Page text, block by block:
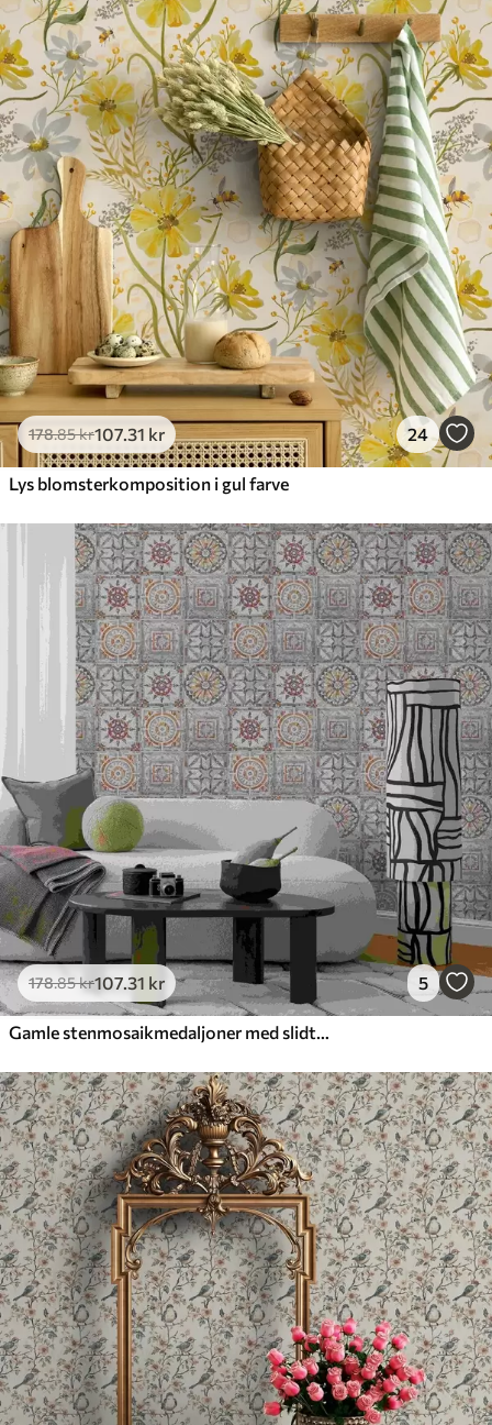
rengøres med vand.
Anvendelsesmetode Problemfri anvendelse
Tilgængelige materialer
Standard
365 .00219.00kr/m²
Premium
448 .33 269.00kr/m²
Premium vinyl
516.67310.00kr/m²
178.85kr107.31 kr 24
Lys blomsterkomposition i gul farve
178.85kr107.31 kr 5
Gamle stenmosaikmedaljoner med slidte detaljer